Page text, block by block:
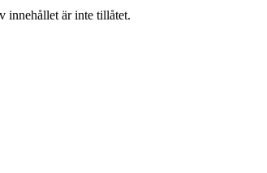
innehållet är inte tillåtet.